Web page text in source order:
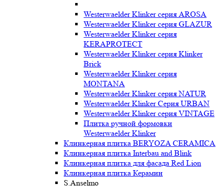
Westerwaelder Klinker серия AROSA
Westerwaelder Klinker серия GLAZUR
Westerwaelder Klinker серия
KERAPROTECT
Westerwaelder Klinker серия Klinker
Brick
Westerwaelder Klinker серия
MONTANA
Westerwaelder Klinker серия NATUR
Westerwaelder Klinker Серия URBAN
Westerwaelder Klinker серия VINTAGE
Плитка ручной формовки
Westerwaelder Klinker
Клинкерная плитка BERYOZA CERAMICA
Клинкерная плитка Interbau and Blink
Клинкерная плитка для фасада Red Lion
Клинкерная плитка Керамин
S.Anselmo